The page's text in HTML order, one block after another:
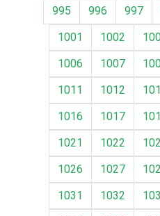
995
996 997
1001
1002
1006
1007
1011
1012
1016
1017
1021
1022
1026
1027
1031
1032